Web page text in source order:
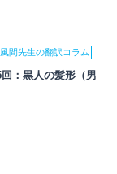
風間先生の翻訳コラム
：黒人の髪形（男